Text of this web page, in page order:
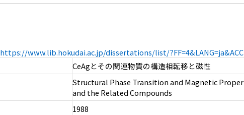
https://www.lib.hokudai.ac.jp/dissertations/list/
CeAgとその関連物質の構造相転移と磁性
Structural Phase Transition and Magnetic
and the Related Compounds
1988